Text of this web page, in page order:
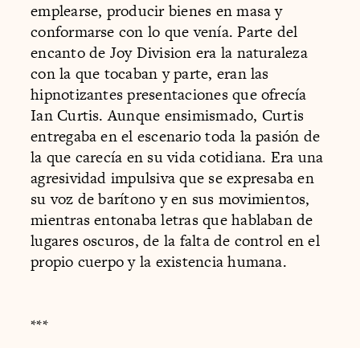
emplearse, producir bienes en masa y
conformarse con lo que venía. Parte del
encanto de Joy Division era la naturaleza
con la que tocaban y parte, eran las
hipnotizantes presentaciones que ofrecía
Ian Curtis. Aunque ensimismado, Curtis
entregaba en el escenario toda la pasión de
la que carecía en su vida cotidiana. Era una
agresividad impulsiva que se expresaba en
su voz de barítono y en sus movimientos,
mientras entonaba letras que hablaban de
lugares oscuros, de la falta de control en el
propio cuerpo y la existencia humana.
***